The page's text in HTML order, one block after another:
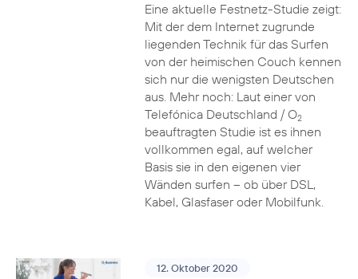
Eine aktuelle Festnetz-Studie zeigt:
Mit der dem Internet zugrunde
liegenden Technik für das Surfen
von der heimischen Couch kennen
sich nur die wenigsten Deutschen
aus. Mehr noch: Laut einer von
Telefónica Deutschland / O2
beauftragten Studie ist es ihnen
vollkommen egal, auf welcher
Basis sie in den eigenen vier
Wänden surfen – ob über DSL,
Kabel, Glasfaser oder Mobilfunk.
12. Oktober 2020